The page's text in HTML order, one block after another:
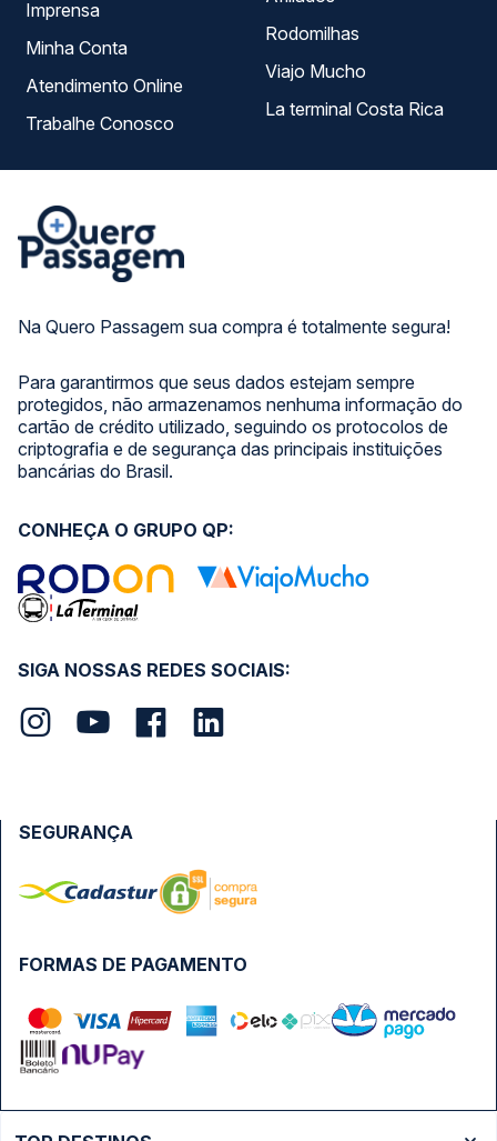
Na Quero Passagem sua compra é totalmente segura!
Para garantirmos que seus dados estejam sempre
protegidos, não armazenamos nenhuma informação do
cartão de crédito utilizado, seguindo os protocolos de
criptografia e de segurança das principais instituições
bancárias do Brasil.
Imprensa
Minha Conta
Atendimento Online
Trabalhe Conosco
Rodomilhas
Viajo Mucho
La terminal Costa Rica
SIGA NOSSAS REDES SOCIAIS:
CONHEÇA O GRUPO QP:
FORMAS DE PAGAMENTO
SEGURANÇA